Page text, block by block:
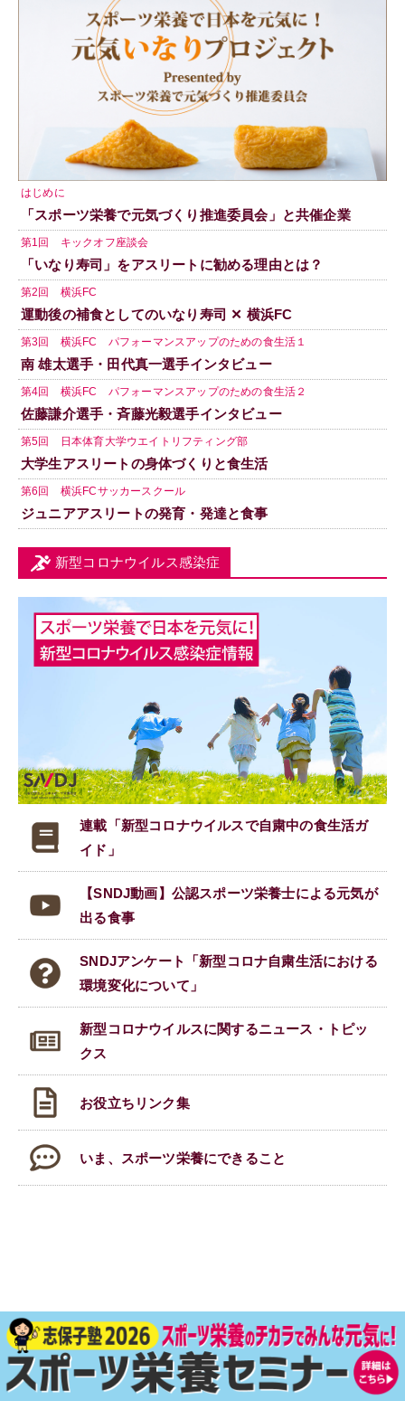
はじめに
「スポーツ栄養で元気づくり推進委員会」と共催企業
第1回 キックオフ座談会
「いなり寿司」をアスリートに勧める理由とは？
第2回 横浜FC
運動後の補食としてのいなり寿司 ✕ 横浜FC
第3回 横浜FC パフォーマンスアップのための食生活１
南 雄太選手・田代真一選手インタビュー
第4回 横浜FC パフォーマンスアップのための食生活２
佐藤謙介選手・斉藤光毅選手インタビュー
第5回 日本体育大学ウエイトリフティング部
大学生アスリートの身体づくりと食生活
第6回 横浜FCサッカースクール
ジュニアアスリートの発育・発達と食事
新型コロナウイルス感染症
連載「新型コロナウイルスで自粛中の食生活ガ
イド」
【SNDJ動画】公認スポーツ栄養士による元気が
出る食事
SNDJアンケート「新型コロナ自粛生活における
環境変化について」
新型コロナウイルスに関するニュース・トピッ
クス
お役立ちリンク集
いま、スポーツ栄養にできること